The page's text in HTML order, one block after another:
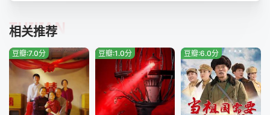
相关推荐
TUIJIAN
豆瓣:7.0分 豆瓣:1.0分 豆瓣:6.0分